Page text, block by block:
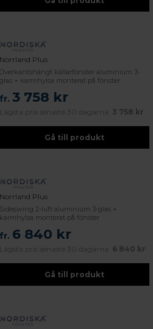
Norrland Plus
Överkantshängt källarfönster aluminium 3-
glas + karmhylsa monterat på fönster
fr. 3 758 kr
Lägsta pris senaste 30 dagarna: 3 758 kr
Gå till produkt
Norrland Plus
Sideswing 2-luft aluminium 3-glas +
karmhylsa monterat på fönster
fr. 6 840 kr
Lägsta pris senaste 30 dagarna: 6 840 kr
Gå till produkt